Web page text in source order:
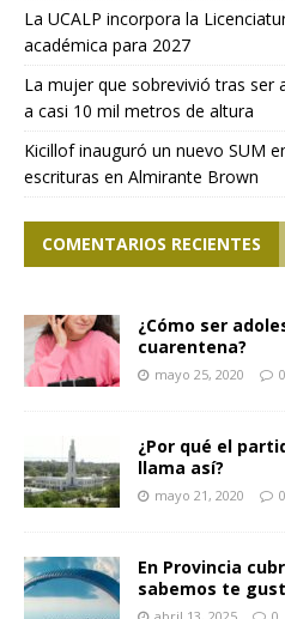
La UCALP incorpora la
académica para 2027
La mujer que sobrevivió tras
a casi 10 mil metros de altura
Kicillof inauguró un nuevo SUM
escrituras en Almirante Brown
COMENTARIOS RECIENTES
¿Cómo ser
cuarentena?
mayo 25, 2020 0
¿Por qué el
llama así?
mayo 21, 2020 0
En Provincia
sabemos te